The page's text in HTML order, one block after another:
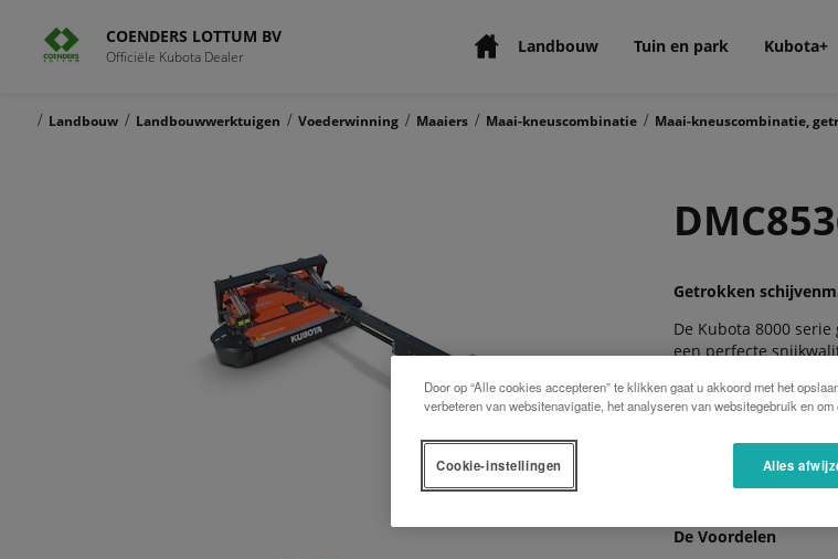
COENDERS LOTTUM BV
Officiële Kubota Dealer Landbouw Tuin en park Kubota+
/ Landbouw / Landbouwwerktuigen / Voederwinning / Maaiers / Maai-kneuscombinatie / Maai-kneuscombinatie,
Getrokken
De Kubota 8000
een perfecte
De serie is
hierbij aan de
bladgevoelige
breed, over de volle
omstandigheden.
De Voordelen
Door op “Alle cookies accepteren” te klikken gaat u akkoord met het
verbeteren van websitenavigatie, het analyseren van websitegebruik en
Alles
Cookie-instellingen